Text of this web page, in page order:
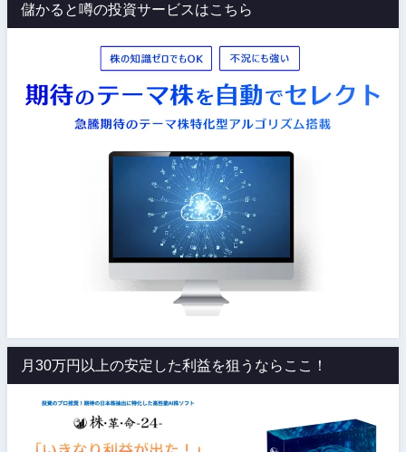
儲かると噂の投資サービスはこちら
月30万円以上の安定した利益を狙うならここ！